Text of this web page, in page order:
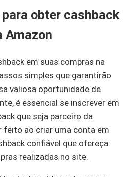
obter cashback
Amazon
em suas compras na
simples que garantirão
valiosa oportunidade de
é essencial se inscrever em
que seja parceiro da
feito ao criar uma conta em
confiável que ofereça
realizadas no site.